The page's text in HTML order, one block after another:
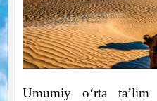
Umumiy o‘rta ta’lim